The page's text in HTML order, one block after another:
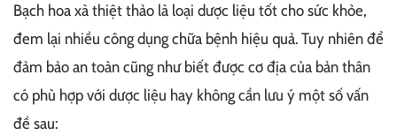
Bạch hoa xà thiệt thảo là loại dược liệu tốt cho sức khỏe,
đem lại nhiều công dụng chữa bệnh hiệu quả. Tuy nhiên để
đảm bảo an toàn cũng như biết được cơ địa của bản thân
có phù hợp với dược liệu hay không cần lưu ý một số vấn
đề sau: